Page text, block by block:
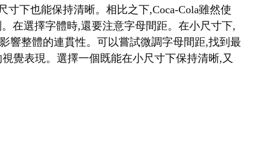
寸下也能保持清晰。相比之下,Coca-Cola雖然使
在選擇字體時,還要注意字母間距。在小尺寸下,
響整體的連貫性。可以嘗試微調字母間距,找到最
覺表現。選擇一個既能在小尺寸下保持清晰,又